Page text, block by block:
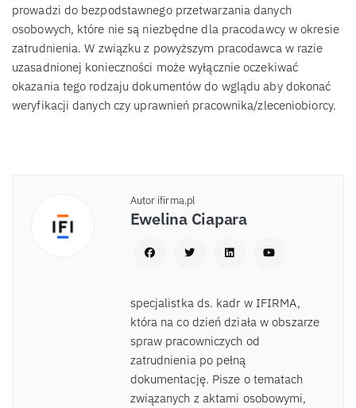
prowadzi do bezpodstawnego przetwarzania danych
osobowych, które nie są niezbędne dla pracodawcy w okresie
zatrudnienia. W związku z powyższym pracodawca w razie
uzasadnionej konieczności może wyłącznie oczekiwać
okazania tego rodzaju dokumentów do wglądu aby dokonać
weryfikacji danych czy uprawnień pracownika/zleceniobiorcy.
Autor ifirma.pl
Ewelina Ciapara
specjalistka ds. kadr w IFIRMA,
która na co dzień działa w obszarze
spraw pracowniczych od
zatrudnienia po pełną
dokumentację. Pisze o tematach
związanych z aktami osobowymi,